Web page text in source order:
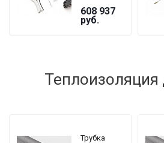
гидравлического
инструмента
Rehau
+
608 937
руб.
Теплоизоляция
Трубка